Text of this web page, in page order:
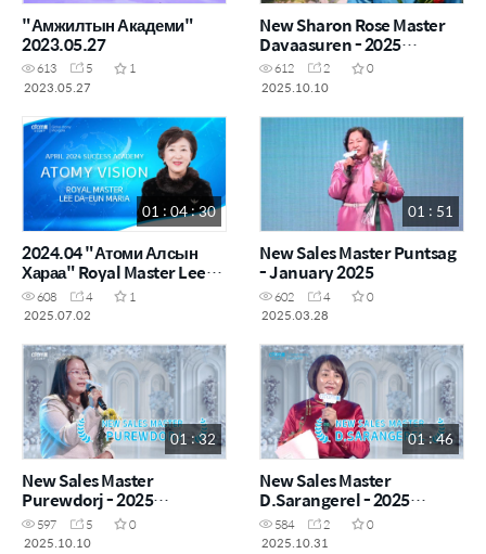
"Амжилтын Академи"
2023.05.27
613 5
1
2023.05.27
New Sharon Rose Master
Davaasuren - 2025
September
612 2
0
2025.10.10
01 : 04 : 30
2024.04 "Атоми Алсын
Хараа" Royal Master Lee
DA-EUN MARIA
608 4
1
2025.07.02
01 : 51
New Sales Master Puntsag
- January 2025
602 4
0
2025.03.28
01 : 32
New Sales Master
Purewdorj - 2025
September
597 5
0
2025.10.10
01 : 46
New Sales Master
D.Sarangerel - 2025
October
584 2
0
2025.10.31